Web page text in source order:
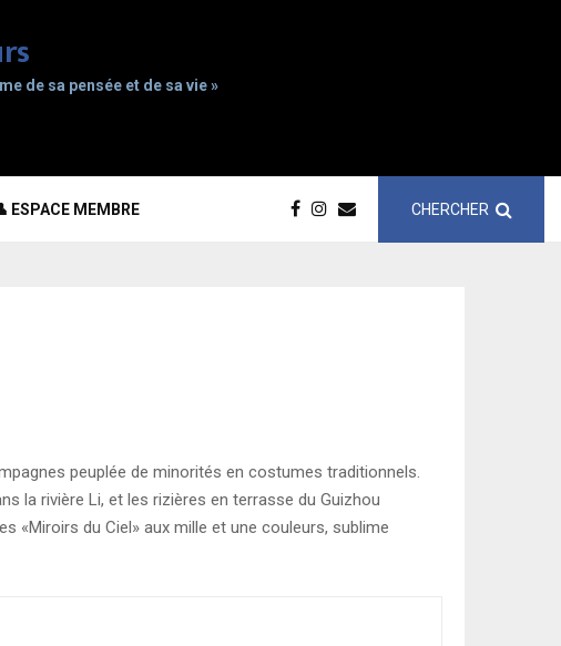
de sa pensée et de sa vie »
ESPACE MEMBRE CHERCHER
peuplée de minorités en costumes traditionnels.
la rivière Li, et les rizières en terrasse du Guizhou
«Miroirs du Ciel» aux mille et une couleurs, sublime